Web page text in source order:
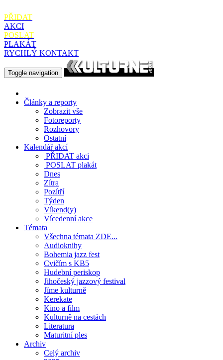
PŘIDAT
AKCI
POSLAT
PLAKÁT
RYCHLÝ KONTAKT
Toggle navigation
Články a reporty
Zobrazit vše
Fotoreporty
Rozhovory
Ostatní
Kalendář akcí
PŘIDAT akci
POSLAT plakát
Dnes
Zítra
Pozítří
Týden
Víkend(y)
Vícedenní akce
Témata
Všechna témata ZDE...
Audioknihy
Bohemia jazz fest
Cvičím s KB5
Hudební periskop
Jihočeský jazzový festival
Jíme kulturně
Kerekate
Kino a film
Kulturně na cestách
Literatura
Maturitní ples
Archiv
Celý archiv